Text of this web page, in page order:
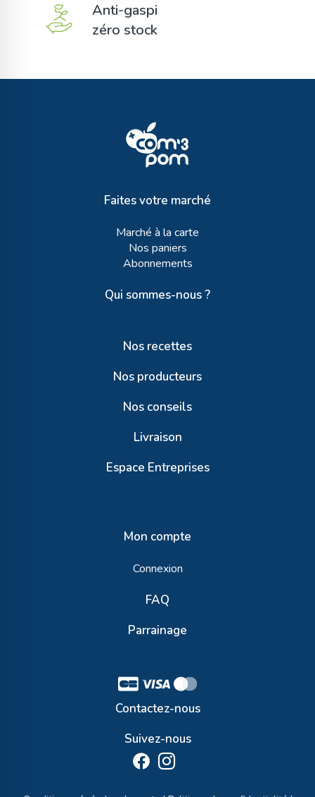
Anti-gaspi
zéro stock
Faites votre marché
Marché à la carte
Nos paniers
Abonnements
Qui sommes-nous ?
Nos recettes
Nos producteurs
Nos conseils
Livraison
Espace Entreprises
Mon compte
Connexion
FAQ
Parrainage
Contactez-nous
Suivez-nous